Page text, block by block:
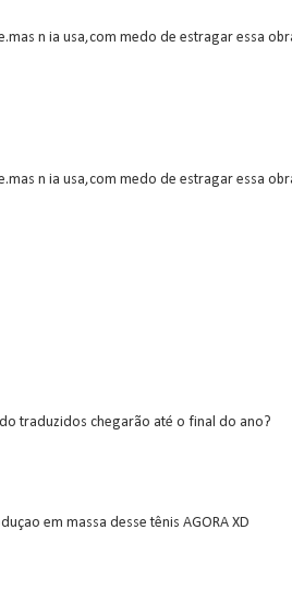
n ia usa,com medo de estragar essa
n ia usa,com medo de estragar essa
traduzidos chegarão até o final do ano?
em massa desse tênis AGORA XD